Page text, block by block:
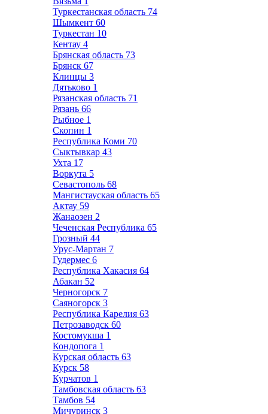
Туркестанская область 74
Шымкент 60
Туркестан 10
Кентау 4
Брянская область 73
Брянск 67
Клинцы 3
Дятьково 1
Рязанская область 71
Рязань 66
Рыбное 1
Скопин 1
Республика Коми 70
Сыктывкар 43
Ухта 17
Воркута 5
Севастополь 68
Мангистауская область 65
Актау 59
Жанаозен 2
Чеченская Республика 65
Грозный 44
Урус-Мартан 7
Гудермес 6
Республика Хакасия 64
Абакан 52
Черногорск 7
Саяногорск 3
Республика Карелия 63
Петрозаводск 60
Костомукша 1
Кондопога 1
Курская область 63
Курск 58
Курчатов 1
Тамбовская область 63
Тамбов 54
Мичуринск 3